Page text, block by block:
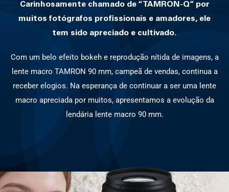
Carinhosamente chamado de “TAMRON-Q” por
muitos fotógrafos profissionais e amadores, ele
tem sido apreciado e cultivado.
Com um belo efeito bokeh e reprodução nítida de imagens, a
lente macro TAMRON 90 mm, campeã de vendas, continua a
receber elogios. Na esperança de continuar a ser uma lente
macro apreciada por muitos, apresentamos a evolução da
lendária lente macro 90 mm.